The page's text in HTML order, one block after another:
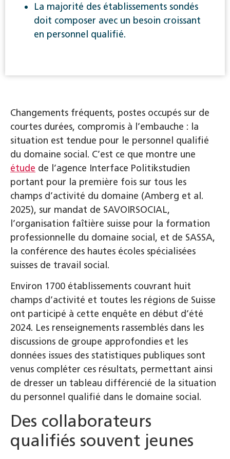
La majorité des établissements sondés
doit composer avec un besoin croissant
en personnel qualifié.
Changements fréquents, postes occupés sur de
courtes durées, compromis à l’embauche : la
situation est tendue pour le personnel qualifié
du domaine social. C’est ce que montre une
étude de l’agence Interface Politikstudien
portant pour la première fois sur tous les
champs d’activité du domaine (Amberg et al.
2025), sur mandat de SAVOIRSOCIAL,
l’organisation faîtière suisse pour la formation
professionnelle du domaine social, et de SASSA,
la conférence des hautes écoles spécialisées
suisses de travail social.
Environ 1700 établissements couvrant huit
champs d’activité et toutes les régions de Suisse
ont participé à cette enquête en début d’été
2024. Les renseignements rassemblés dans les
discussions de groupe approfondies et les
données issues des statistiques publiques sont
venus compléter ces résultats, permettant ainsi
de dresser un tableau différencié de la situation
du personnel qualifié dans le domaine social.
Des collaborateurs
qualifiés souvent jeunes